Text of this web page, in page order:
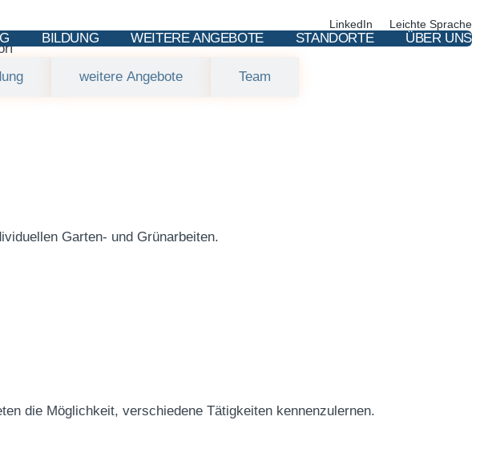
LinkedIn Leichte Sprache
BILDUNG WEITERE ANGEBOTE STANDORTE ÜBER UNS
weitere Angebote Team
Garten- und Grünarbeiten.
die Möglichkeit, verschiedene Tätigkeiten kennenzulernen.